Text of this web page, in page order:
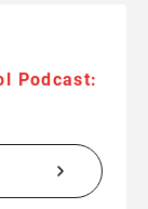
Podcast: